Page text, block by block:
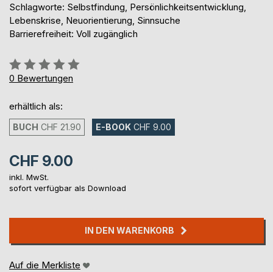
Schlagworte: Selbstfindung, Persönlichkeitsentwicklung,
Lebenskrise, Neuorientierung, Sinnsuche
Barrierefreiheit: Voll zugänglich
Bewertung::
0%
0 Bewertungen
erhältlich als:
BUCH CHF 21.90 E-BOOK CHF 9.00
CHF 9.00
inkl. MwSt.
sofort verfügbar als Download
IN DEN WARENKORB
Auf die Merkliste